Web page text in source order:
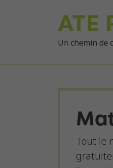
ATE
Un chemin de
Tout le